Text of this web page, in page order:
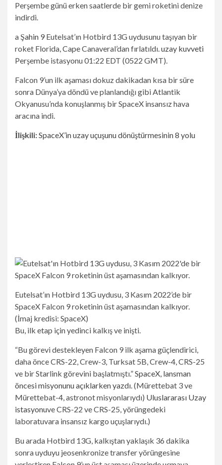
Perşembe günü erken saatlerde bir gemi roketini denize
indirdi.
a Şahin 9 Eutelsat’ın Hotbird 13G uydusunu taşıyan bir
roket Florida, Cape Canaveral’dan fırlatıldı.uzay kuvveti
Perşembe istasyonu 01:22 EDT (0522 GMT).
Falcon 9’un ilk aşaması dokuz dakikadan kısa bir süre
sonra Dünya’ya döndü ve planlandığı gibi Atlantik
Okyanusu’nda konuşlanmış bir SpaceX insansız hava
aracına indi.
İlişkili:SpaceX’in uzay uçuşunu dönüştürmesinin 8 yolu
Eutelsat’ın Hotbird 13G uydusu, 3 Kasım 2022’de bir
SpaceX Falcon 9 roketinin üst aşamasından kalkıyor.
(İmaj kredisi: SpaceX)
Bu, ilk etap için yedinci kalkış ve inişti.
“Bu görevi destekleyen Falcon 9 ilk aşama güçlendirici,
daha önce CRS-22, Crew-3, Turksat 5B, Crew-4, CRS-25
ve bir Starlink görevini başlatmıştı.”SpaceX, lansman
öncesi misyonunu açıklarken yazdı(Yeni
bir
sekmede
açılır)
. (Mürettebat 3 ve
Mürettebat-4, astronot misyonlarıydı) Uluslararası Uzay
istasyonuve CRS-22 ve CRS-25, yörüngedeki
laboratuvara insansız kargo uçuşlarıydı.)
Bu arada Hotbird 13G, kalkıştan yaklaşık 36 dakika
sonra uyduyu jeosenkronize transfer yörüngesine